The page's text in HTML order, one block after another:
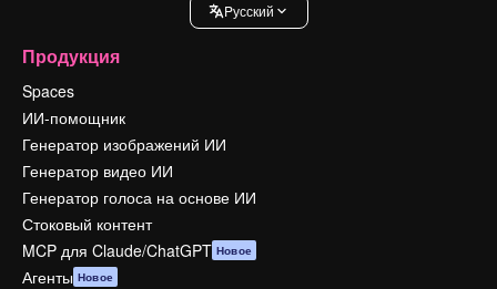
Pусский
Продукция
Spaces
ИИ-помощник
Генератор изображений ИИ
Генератор видео ИИ
Генератор голоса на основе ИИ
Стоковый контент
MCP для Claude/ChatGPT Новое
Агенты Новое